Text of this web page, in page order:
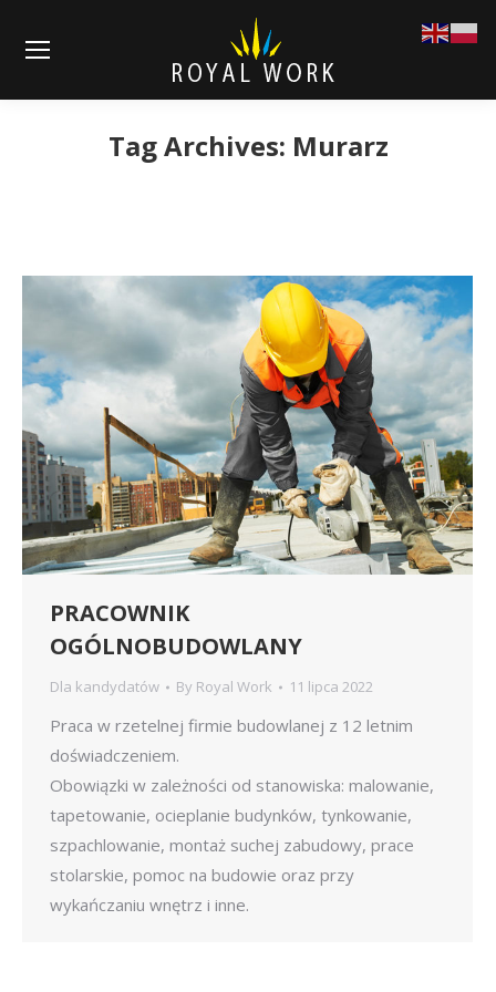
Tag Archives: Murarz
PRACOWNIK
OGÓLNOBUDOWLANY
Dla kandydatów By Royal Work 11 lipca 2022
Praca w rzetelnej firmie budowlanej z 12 letnim
doświadczeniem.
Obowiązki w zależności od stanowiska: malowanie,
tapetowanie, ocieplanie budynków, tynkowanie,
szpachlowanie, montaż suchej zabudowy, prace
stolarskie, pomoc na budowie oraz przy
wykańczaniu wnętrz i inne.